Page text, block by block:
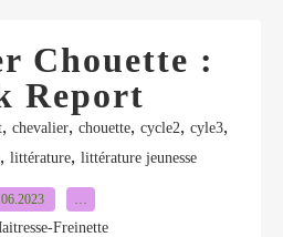
Chouette :
Report
, chevalier, chouette, cycle2, cyle3,
, littérature, littérature jeunesse
…
Freinette